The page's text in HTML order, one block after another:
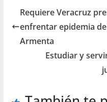
Requiere Veracruz
enfrentar epidemia
Armenta
Estudiar y